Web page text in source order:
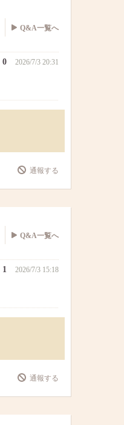
Q&A一覧へ
0 2026/7/3 20:31
通報する
Q&A一覧へ
1 2026/7/3 15:18
通報する